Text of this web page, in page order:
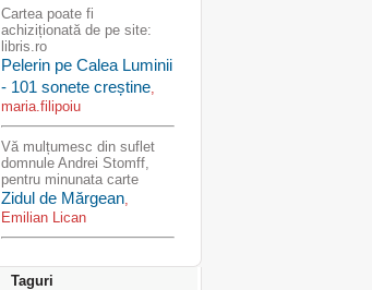
Cartea poate fi
achiziționată de pe site:
libris.ro
Pelerin pe Calea Luminii
- 101 sonete creștine,
maria.filipoiu
Vă mulțumesc din suflet
domnule Andrei Stomff,
pentru minunata carte
Zidul de Mărgean,
Emilian Lican
Taguri